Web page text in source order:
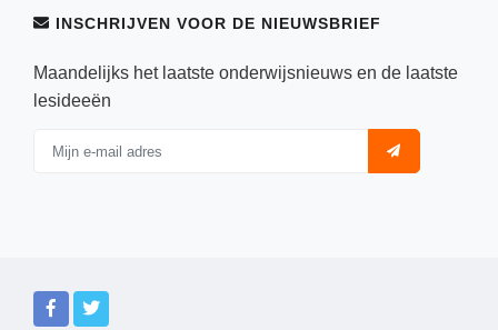
INSCHRIJVEN VOOR DE NIEUWSBRIEF
Maandelijks het laatste onderwijsnieuws en de laatste
lesideeën